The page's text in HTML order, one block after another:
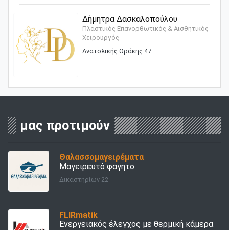
Δήμητρα Δασκαλοπούλου
Πλαστικός Επανορθωτικός & Αισθητικός
Χειρουργός
Ανατολικής Θράκης 47
μας προτιμούν
Θαλασσομαγειρέματα
Μαγειρευτό φαγητο
Δικαστηρίων 22
FLIRmatik
Ενεργειακός έλεγχος με θερμική κάμερα